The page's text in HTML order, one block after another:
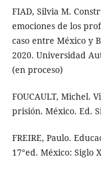
FIAD, Silvia M.
emociones de los
caso entre México y
2020. Universidad
(en proceso)
FOUCAULT, Michel.
prisión. México. Ed.
FREIRE, Paulo.
17°ed. México: Siglo